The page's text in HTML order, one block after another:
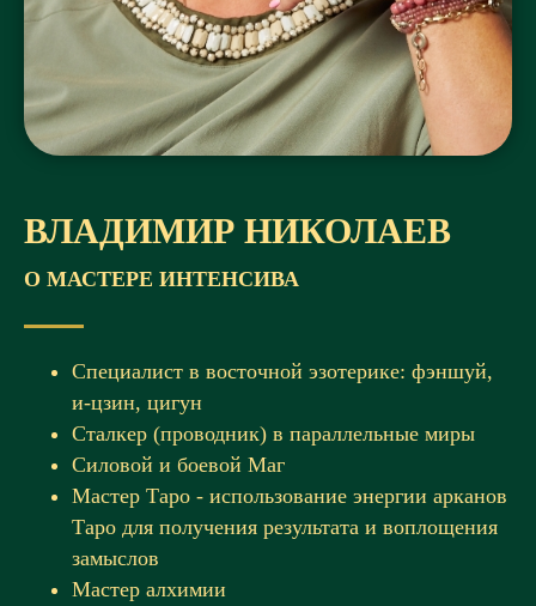
ВЛАДИМИР НИКОЛАЕВ
О МАСТЕРЕ ИНТЕНСИВА
Специалист в восточной эзотерике: фэншуй,
и-цзин, цигун
Сталкер (проводник) в параллельные миры
Силовой и боевой Маг
Мастер Таро - использование энергии арканов
Таро для получения результата и воплощения
замыслов
Мастер алхимии